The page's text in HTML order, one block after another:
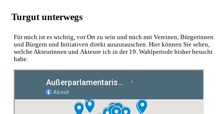
Turgut unterwegs
Für mich ist es wichtig, vor Ort zu sein und mich mit Vereinen, Bürgerinnen
und Bürgern und Initiativen direkt auszutauschen. Hier können Sie sehen,
welche Akteurinnen und Akteure ich in der 19. Wahlperiode bisher besucht
habe.